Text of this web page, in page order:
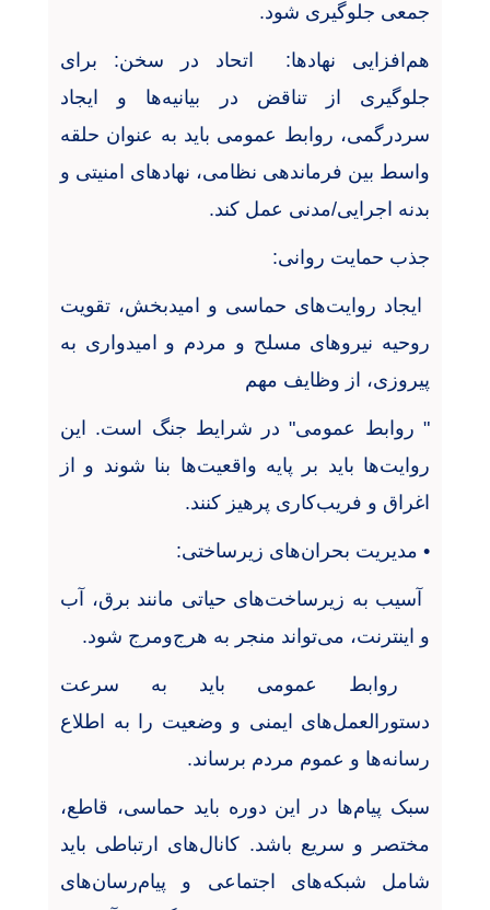
جمعی جلوگیری شود.
هم‌افزایی نهادها: اتحاد در سخن: برای
جلوگیری از تناقض در بیانیه‌ها و ایجاد
سردرگمی، روابط عمومی باید به عنوان حلقه
واسط بین فرماندهی نظامی، نهادهای امنیتی و
بدنه اجرایی/مدنی عمل کند.
جذب حمایت روانی:
ایجاد روایت‌های حماسی و امیدبخش، تقویت
روحیه نیروهای مسلح و مردم و امیدواری به
پیروزی، از وظایف مهم
" روابط عمومی" در شرایط جنگ است. این
روایت‌ها باید بر پایه واقعیت‌ها بنا شوند و از
اغراق و فریب‌کاری پرهیز کنند.
• مدیریت بحران‌های زیرساختی:
آسیب به زیرساخت‌های حیاتی مانند برق، آب
و اینترنت، می‌تواند منجر به هرج‌ومرج شود.
روابط عمومی باید به سرعت
دستورالعمل‌های ایمنی و وضعیت را به اطلاع
رسانه‌ها و عموم مردم برساند.
سبک پیام‌ها در این دوره باید حماسی، قاطع،
مختصر و سریع باشد. کانال‌های ارتباطی باید
شامل شبکه‌های اجتماعی و پیام‌رسان‌های